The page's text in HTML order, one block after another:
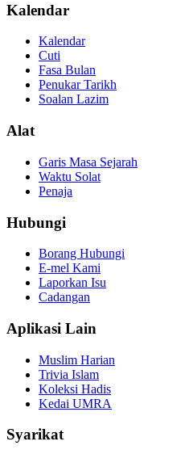
Kalendar
Kalendar
Cuti
Fasa Bulan
Penukar Tarikh
Soalan Lazim
Alat
Garis Masa Sejarah
Waktu Solat
Penaja
Hubungi
Borang Hubungi
E-mel Kami
Laporkan Isu
Cadangan
Aplikasi Lain
Muslim Harian
Trivia Islam
Koleksi Hadis
Kedai UMRA
Syarikat